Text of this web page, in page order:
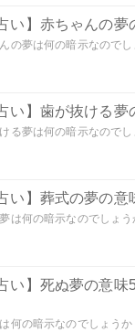
占い】赤ちゃんの
の夢は何の暗示なので
い】歯が抜ける
る夢は何の暗示なので
い】葬式の夢の
は何の暗示なのでしょ
占い】死ぬ夢の意
何の暗示なのでしょう